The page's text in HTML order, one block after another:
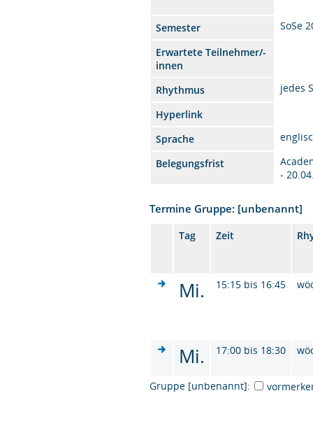
Semester
SoSe
Erwartete Teilnehmer/-
innen
Rhythmus
jedes
Hyperlink
Sprache
Belegungsfrist
-
Termine Gruppe: [unbenannt]
Tag Zeit
Mi. 15:15 bis 16:45
Mi. 17:00 bis 18:30
Gruppe [unbenannt]: